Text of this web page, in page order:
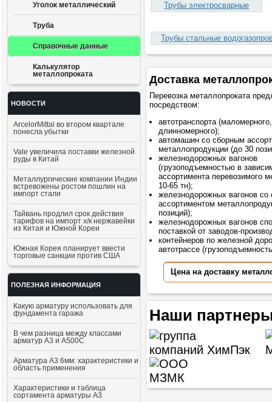
Уголок металлический
Труба
Справочные данные
Калькулятор
металлопроката
НОВОСТИ
ArcelorMittal во втором квартале
понесла убытки
Vale увеличила поставки железной
руды в Китай
Металлургические компании Индии
встревожены ростом пошлин на
импорт стали
Тайвань продлил срок действия
тарифов на импорт х/к нержавейки
из Китая и Южной Кореи
Южная Корея планирует ввести
торговые санкции против США
ПОЛЕЗНАЯ ИНФОРМАЦИЯ
Какую арматуру использовать для
фундамента гаража
В чем разница между классами
арматур А3 и А500С
Арматура А3 6мм: характеристики и
область применения
Характеристики и таблица
сортамента арматуры А3
Трубы электросварные
Доставка
Перевозка металлопроката
посредством:
автотранспорта (маломерного,
длинномерного);
автомашин со сборным
металлопродукции (до 30
железнодорожных вагонов
(грузоподъемностью в
ассортимента перевозимого
10-65 тн);
железнодорожных вагонов со
ассортиментом
позиций);
железнодорожных вагонов
поставкой от заводов-
контейнеров по железной
автотрассе
Цена на доставку
Наши